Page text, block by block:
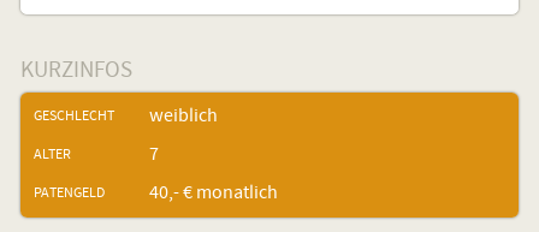
KURZINFOS
GESCHLECHT weiblich
ALTER 7
PATENGELD 40,- € monatlich